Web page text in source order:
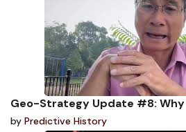
Geo-Strategy Update #8:
by Predictive History